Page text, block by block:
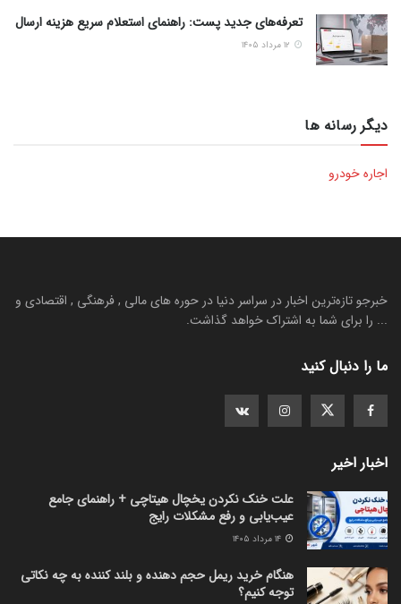
تعرفه‌های جدید پست: راهنمای استعلام سریع هزینه ارسال
دیگر رسانه ها
اجاره خودرو
خبرجو تازه‌ترین اخبار در سراسر دنیا در حوره های مالی , فرهنگی , اقتصادی و
... را برای شما به اشتراک خواهد گذاشت.
ما را دنبال کنید
اخبار اخیر
علت خنک نکردن یخچال هیتاچی + راهنمای جامع
عیب‌یابی و رفع مشکلات رایج
هنگام خرید ریمل حجم دهنده و بلند کننده به چه نکاتی
توجه کنیم؟